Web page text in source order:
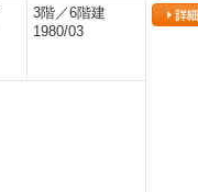
3階／6階建
1980/03